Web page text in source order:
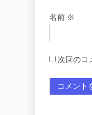
名前 ※
次回のコ